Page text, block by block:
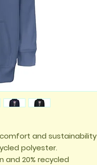
and sustainability
polyester.
and 20% recycled